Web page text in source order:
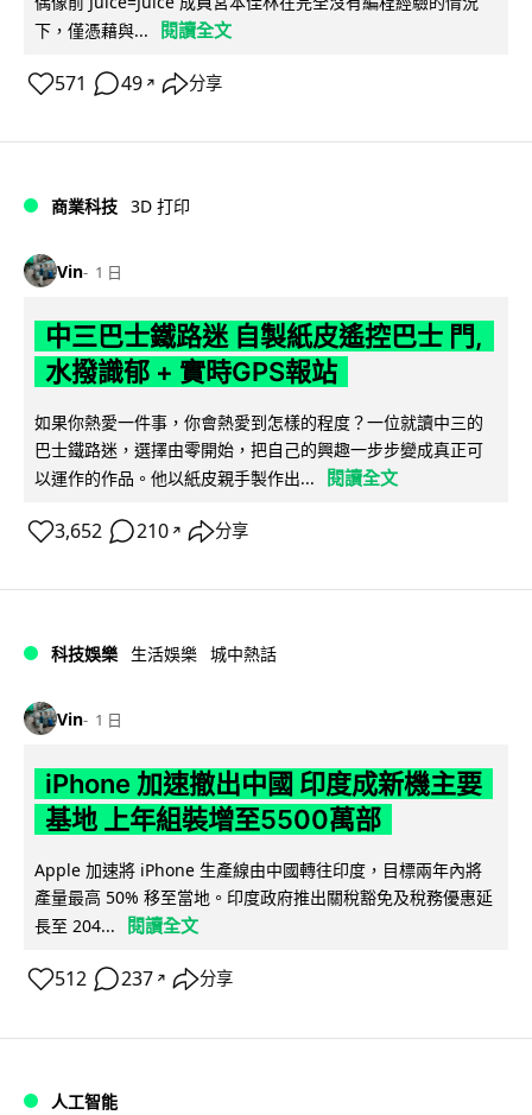
下，僅憑藉與...
閱讀全文
571 49 ↗ 分享
商業科技 3D 打印
Vin 1 日
中三巴士鐵路迷 自製紙皮遙控巴士 門,
水撥識郁 + 實時GPS報站
如果你熱愛一件事，你會熱愛到怎樣的程度？一位就讀中三的
巴士鐵路迷，選擇由零開始，把自己的興趣一步步變成真正可
以運作的作品。他以紙皮親手製作出...
閱讀全文
3,652 210 ↗ 分享
科技娛樂 生活娛樂 城中熱話
Vin 1 日
iPhone 加速撤出中國 印度成新機主要
基地 上年組裝增至5500萬部
Apple 加速將 iPhone 生產線由中國轉往印度，目標兩年內將
產量最高 50% 移至當地。印度政府推出關稅豁免及稅務優惠延
長至 204...
閱讀全文
512 237 ↗ 分享
人工智能